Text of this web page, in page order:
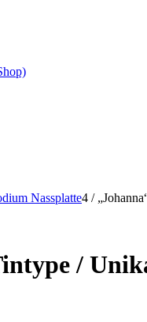
Nassplatte4 /
/